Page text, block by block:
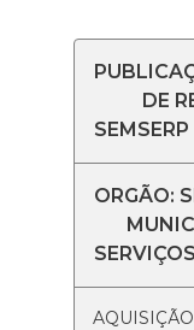
DE
ORGÃO: